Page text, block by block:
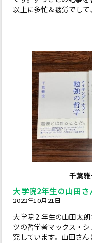
以上に多忙＆疲労でし
大学院2年生の山田
2022年10月21日
大学院 2 年生の山田太
ツの哲学者マックス・
究しています。山田さ